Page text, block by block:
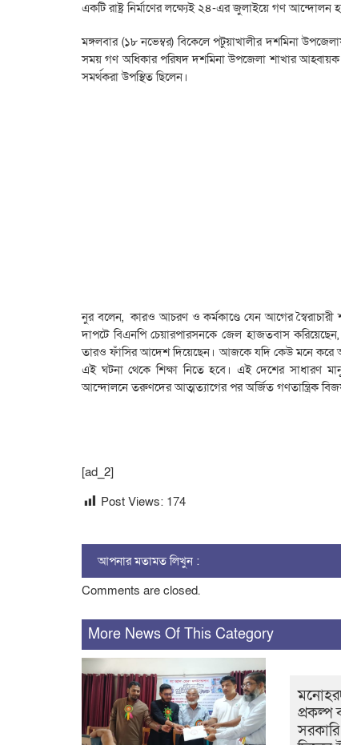
একটি রাষ্ট্র নির্মাণের লক্ষ্যেই ২৪-এর জুলাইয়ে গণ আন্দোলন
মঙ্গলবার (১৮ নভেম্বর) বিকেলে পটুয়াখালীর দশমিনা
সময় গণ অধিকার পরিষদ দশমিনা উপজেলা শাখার আহ্বায়ক
সমর্থকরা উপস্থিত ছিলেন।
নুর বলেন, কারও আচরণ ও কর্মকাণ্ডে যেন আগের
দাপটে বিএনপি চেয়ারপারসনকে জেল হাজতবাস
তারও ফাঁসির আদেশ দিয়েছেন। আজকে যদি কেউ মনে করে
এই ঘটনা থেকে শিক্ষা নিতে হবে। এই দেশের সাধারণ
আন্দোলনে তরুণদের আত্মত্যাগের পর অর্জিত গণতান্ত্রিক
[ad_2]
Post Views: 174
আপনার মতামত লিখুন :
Comments are closed.
More News Of This Category
প্রকল্প